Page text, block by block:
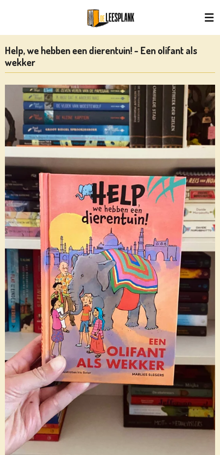
naar
de
hoofdinhoud
Help, we hebben een dierentuin! - Een olifant als
wekker